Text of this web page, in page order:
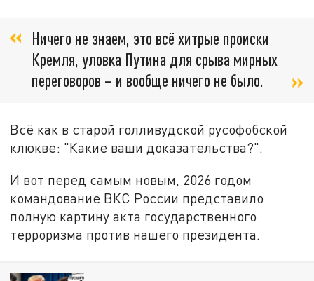
Ничего не знаем, это всё хитрые происки
Кремля, уловка Путина для срыва мирных
переговоров – и вообще ничего не было.
Всё как в старой голливудской русофобской
клюкве: "Какие ваши доказательства?".
И вот перед самым новым, 2026 годом
командование ВКС России представило
полную картину акта государственного
терроризма против нашего президента.